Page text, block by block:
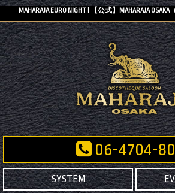
MAHARAJA EURO NIGHT | 【公式】MAHARAJA
06-4704-
SYSTEM